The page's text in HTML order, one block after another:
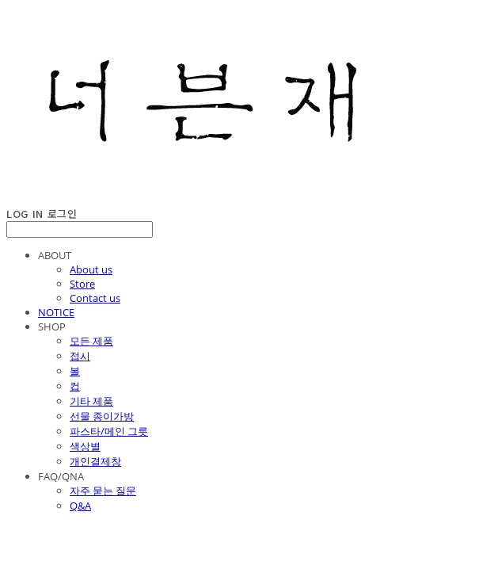
LOG IN 로그인
ABOUT
About us
Store
Contact us
NOTICE
SHOP
모든 제품
접시
볼
컵
기타 제품
선물 종이가방
파스타/메인 그릇
색상별
개인결제창
FAQ/QNA
자주 묻는 질문
Q&A